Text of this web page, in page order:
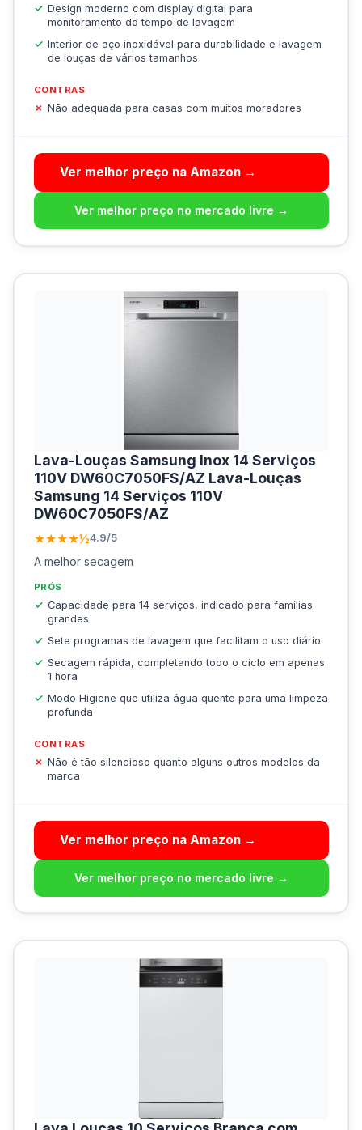
Design moderno com display digital para
monitoramento do tempo de lavagem
Interior de aço inoxidável para durabilidade e lavagem
de louças de vários tamanhos
CONTRAS
Não adequada para casas com muitos moradores
Ver melhor preço na Amazon →
Ver melhor preço no mercado livre →
Lava-Louças Samsung Inox 14 Serviços
110V DW60C7050FS/AZ Lava-Louças
Samsung 14 Serviços 110V
DW60C7050FS/AZ
★★★★½4.9/5
A melhor secagem
PRÓS
Capacidade para 14 serviços, indicado para famílias
grandes
Sete programas de lavagem que facilitam o uso diário
Secagem rápida, completando todo o ciclo em apenas
1 hora
Modo Higiene que utiliza água quente para uma limpeza
profunda
CONTRAS
Não é tão silencioso quanto alguns outros modelos da
marca
Ver melhor preço na Amazon →
Ver melhor preço no mercado livre →